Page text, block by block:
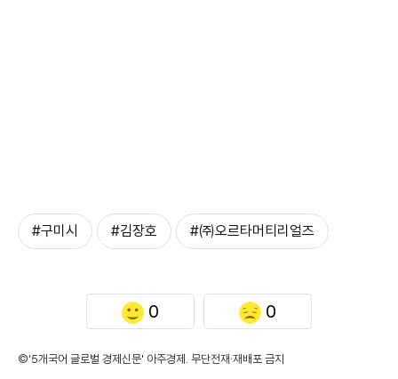
#구미시 #김장호 #㈜오르타머티리얼즈
0 0
©'5개국어 글로벌 경제신문' 아주경제. 무단전재·재배포 금지